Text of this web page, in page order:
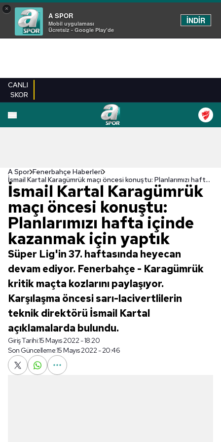
×
A SPOR
Mobil uygulaması
Ücretsiz - Google Play'de
İNDİR
CANLI
SKOR
A Spor Fenerbahçe Haberleri
İsmail Kartal Karagümrük maçı öncesi konuştu: Planlarımızı hafta içinde kazanmak için yaptık
İsmail Kartal Karagümrük
maçı öncesi konuştu:
Planlarımızı hafta içinde
kazanmak için yaptık
Süper Lig'in 37. haftasında heyecan
devam ediyor. Fenerbahçe - Karagümrük
kritik maçta kozlarını paylaşıyor.
Karşılaşma öncesi sarı-lacivertlilerin
teknik direktörü İsmail Kartal
açıklamalarda bulundu.
Giriş Tarihi:15 Mayıs 2022 - 18:20
Son Güncelleme:15 Mayıs 2022 - 20:46